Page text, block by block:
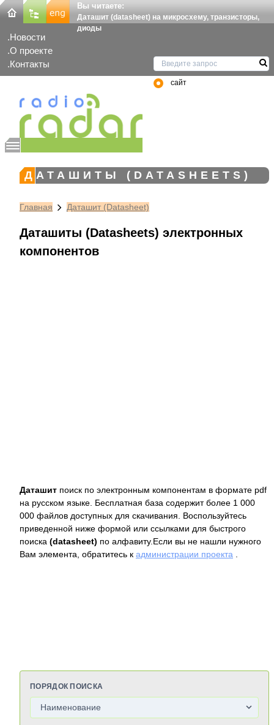
Вы читаете:
Даташит (datasheet) на микросхему, транзисторы,
диоды
Новости
О проекте
Контакты
сайт
ДАТАШИТЫ (DATASHEETS)
Главная Даташит (Datasheet)
Даташиты (Datasheets) электронных
компонентов
Даташит поиск по электронным компонентам в формате pdf
на русском языке. Бесплатная база содержит более 1 000
000 файлов доступных для скачивания. Воспользуйтесь
приведенной ниже формой или ссылками для быстрого
поиска (datasheet) по алфавиту.Если вы не нашли нужного
Вам элемента, обратитесь к администрации проекта
ПОРЯДОК ПОИСКА